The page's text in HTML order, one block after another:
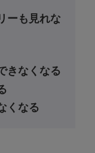
ーも見れな
きなくなる
くなる